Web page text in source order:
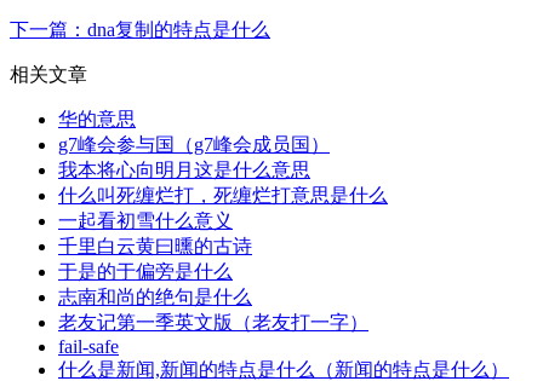
下一篇：dna复制的特点是什么
相关文章
华的意思
g7峰会参与国（g7峰会成员国）
我本将心向明月这是什么意思
什么叫死缠烂打，死缠烂打意思是什么
一起看初雪什么意义
千里白云黄曰曛的古诗
于是的于偏旁是什么
志南和尚的绝句是什么
老友记第一季英文版（老友打一字）
fail-safe
什么是新闻,新闻的特点是什么（新闻的特点是什么）